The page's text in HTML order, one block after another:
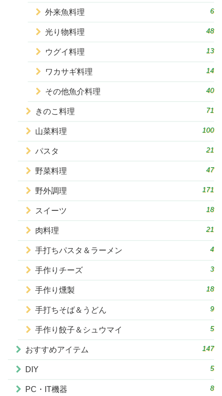
外来魚料理 6
光り物料理 48
ウグイ料理 13
ワカサギ料理 14
その他魚介料理 40
きのこ料理 71
山菜料理 100
パスタ 21
野菜料理 47
野外調理 171
スイーツ 18
肉料理 21
手打ちパスタ＆ラーメン 4
手作りチーズ 3
手作り燻製 18
手打ちそば＆うどん 9
手作り餃子＆シュウマイ 5
おすすめアイテム 147
DIY 5
PC・IT機器 8